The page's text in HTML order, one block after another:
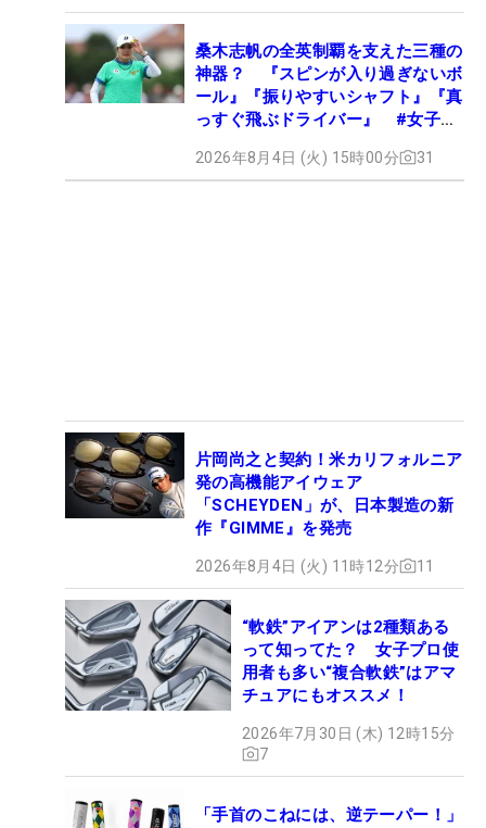
桑木志帆の全英制覇を支えた三種の
神器？ 『スピンが入り過ぎないボ
ール』『振りやすいシャフト』『真
っすぐ飛ぶドライバー』 #女子プ
2026年8月4日 (火) 15時00分 31
片岡尚之と契約！米カリフォルニア
発の高機能アイウェア
「SCHEYDEN」が、日本製造の新
作『GIMME』を発売
2026年8月4日 (火) 11時12分 11
“軟鉄”アイアンは2種類ある
って知ってた？ 女子プロ使
用者も多い“複合軟鉄”はアマ
チュアにもオススメ！
2026年7月30日 (木) 12時15分
7
「手首のこねには、逆テーパー！」